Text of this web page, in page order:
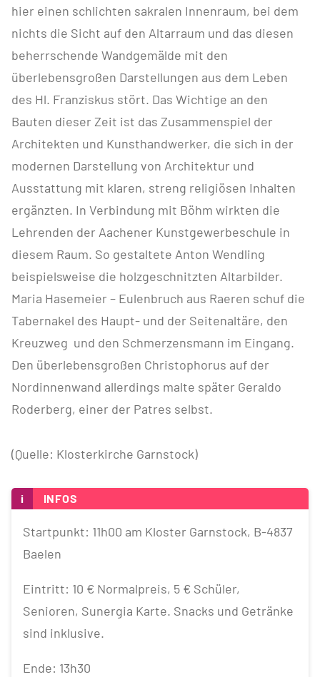
hier einen schlichten sakralen Innenraum, bei dem
nichts die Sicht auf den Altarraum und das diesen
beherrschende Wandgemälde mit den
überlebensgroßen Darstellungen aus dem Leben
des Hl. Franziskus stört. Das Wichtige an den
Bauten dieser Zeit ist das Zusammenspiel der
Architekten und Kunsthandwerker, die sich in der
modernen Darstellung von Architektur und
Ausstattung mit klaren, streng religiösen Inhalten
ergänzten. In Verbindung mit Böhm wirkten die
Lehrenden der Aachener Kunstgewerbeschule in
diesem Raum. So gestaltete Anton Wendling
beispielsweise die holzgeschnitzten Altarbilder.
Maria Hasemeier – Eulenbruch aus Raeren schuf die
Tabernakel des Haupt- und der Seitenaltäre, den
Kreuzweg und den Schmerzensmann im Eingang.
Den überlebensgroßen Christophorus auf der
Nordinnenwand allerdings malte später Geraldo
Roderberg, einer der Patres selbst.
(Quelle: Klosterkirche Garnstock)
i INFOS
Startpunkt: 11h00 am Kloster Garnstock, B-4837
Baelen
Eintritt: 10 € Normalpreis, 5 € Schüler,
Senioren, Sunergia Karte. Snacks und Getränke
sind inklusive.
Ende: 13h30